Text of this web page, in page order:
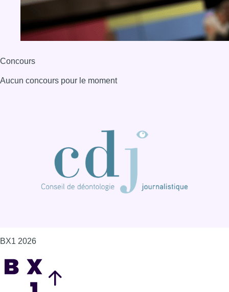
Concours
Aucun concours pour le moment
BX1 2026